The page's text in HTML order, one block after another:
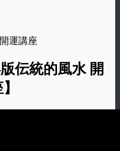
運講座
伝統的風水 開